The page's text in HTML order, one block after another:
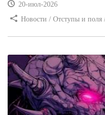
20-июл-2026
Новости / Отступы и поля